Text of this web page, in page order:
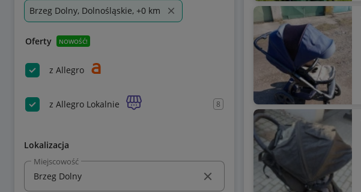
Brzeg Dolny, Dolnośląskie, +0 km
Oferty NOWOŚĆ!
z Allegro
z Allegro Lokalnie 8
Lokalizacja
Miejscowość